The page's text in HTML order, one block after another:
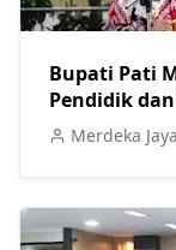
Bupati Pati
Pendidik
Merdeka